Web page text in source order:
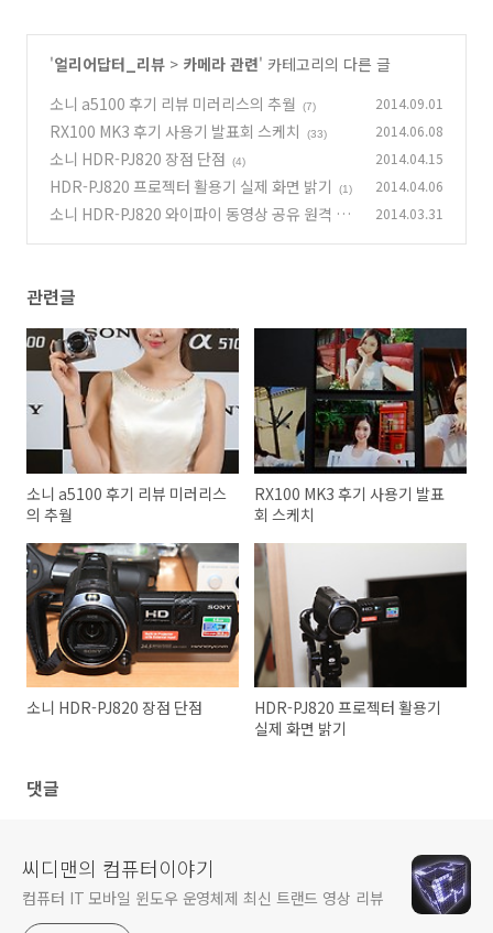
'얼리어답터_리뷰 > 카메라 관련' 카테고리의 다른 글
소니 a5100 후기 리뷰 미러리스의 추월
(7) 2014.09.01
RX100 MK3 후기 사용기 발표회 스케치 (33) 2014.06.08
소니 HDR-PJ820 장점 단점 (4) 2014.04.15
HDR-PJ820 프로젝터 활용기 실제 화면 밝기 (1) 2014.04.06
소니 HDR-PJ820 와이파이 동영상 공유 원격 촬
2014.03.31
관련글
소니 a5100 후기 리뷰 미러리스
의 추월
RX100 MK3 후기 사용기 발표
회 스케치
소니 HDR-PJ820 장점 단점
HDR-PJ820 프로젝터 활용기
실제 화면 밝기
댓글
씨디맨의 컴퓨터이야기
컴퓨터 IT 모바일 윈도우 운영체제 최신 트랜드 영상 리뷰